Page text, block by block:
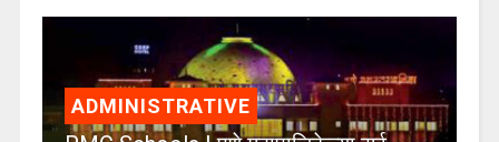
ADMINISTRATIVE